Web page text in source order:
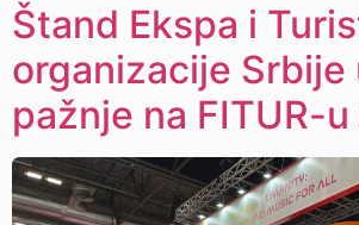
Štand Ekspa i
organizacije Srbije
pažnje na FITUR-